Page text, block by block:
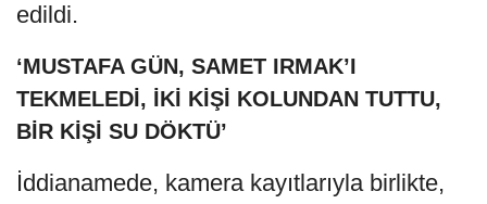
edildi.
‘MUSTAFA GÜN, SAMET IRMAK’I
TEKMELEDİ, İKİ KİŞİ KOLUNDAN TUTTU,
BİR KİŞİ SU DÖKTÜ’
İddianamede, kamera kayıtlarıyla birlikte,